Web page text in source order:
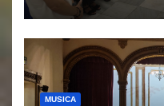
Protegida”.
MUSICA